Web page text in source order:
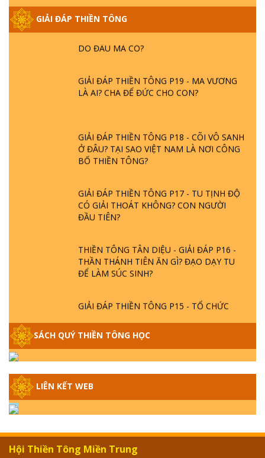
GIẢI ĐÁP THIỀN TÔNG
GIẢI ĐÁP THIỀN TÔNG ĐẶC BIỆT PHẦN 20
- BÁC NGUYỄN NHÂN LÀ AI? PHIỀN NÃO
DO ĐÂU MÀ CÓ?
GIẢI ĐÁP THIỀN TÔNG P19 - MA VƯƠNG
LÀ AI? CHA ĐỂ ĐỨC CHO CON?
GIẢI ĐÁP THIỀN TÔNG P18 - CÕI VÔ SANH
Ở ĐÂU? TẠI SAO VIỆT NAM LÀ NƠI CÔNG
BỐ THIỀN TÔNG?
GIẢI ĐÁP THIỀN TÔNG P17 - TU TỊNH ĐỘ
CÓ GIẢI THOÁT KHÔNG? CON NGƯỜI
ĐẦU TIÊN?
THIỀN TÔNG TÂN DIỆU - GIẢI ĐÁP P16 -
THẦN THÁNH TIÊN ĂN GÌ? ĐẠO DẠY TU
ĐỂ LÀM SÚC SINH?
GIẢI ĐÁP THIỀN TÔNG P15 - TỔ CHỨC
LOÀI CÔ HỒN - GIÁO LÝ ĐẠO PHẬT KHI
NÀO XUẤT BẢN
TẦNG BÌNH LƯU LỚN ĐẾN ĐÂU
GIẢI ĐÁP THIỀN TÔNG ĐẶC BIỆT - P13 -
KHÔNG? XÁ LỢI PHẬT THẬT - GIẢ | TTTD
SÁCH QUÝ THIỀN TÔNG HỌC
LIÊN KẾT WEB
Hội Thiền Tông Miền Trung